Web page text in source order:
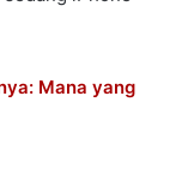
Mana yang